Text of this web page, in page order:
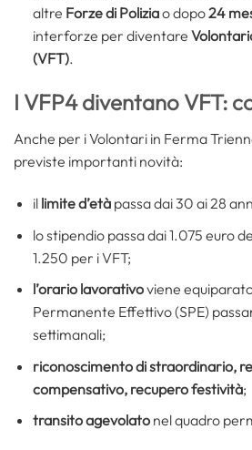
altre Forze di Poliziao dopo24
interforze per diventare
(VFT).
I VFP4 diventano VFT:
Anche per i Volontari in Ferma
previste importanti novità:
il limite d’età passa dai 30 ai 28
lo stipendio passa dai 1.075 euro
1.250 per i VFT;
l’orario lavorativoviene
Permanente Effettivo (SPE)
settimanali;
riconoscimento di straordinario,
compensativo, recupero festività;
transito agevolatonel quadro